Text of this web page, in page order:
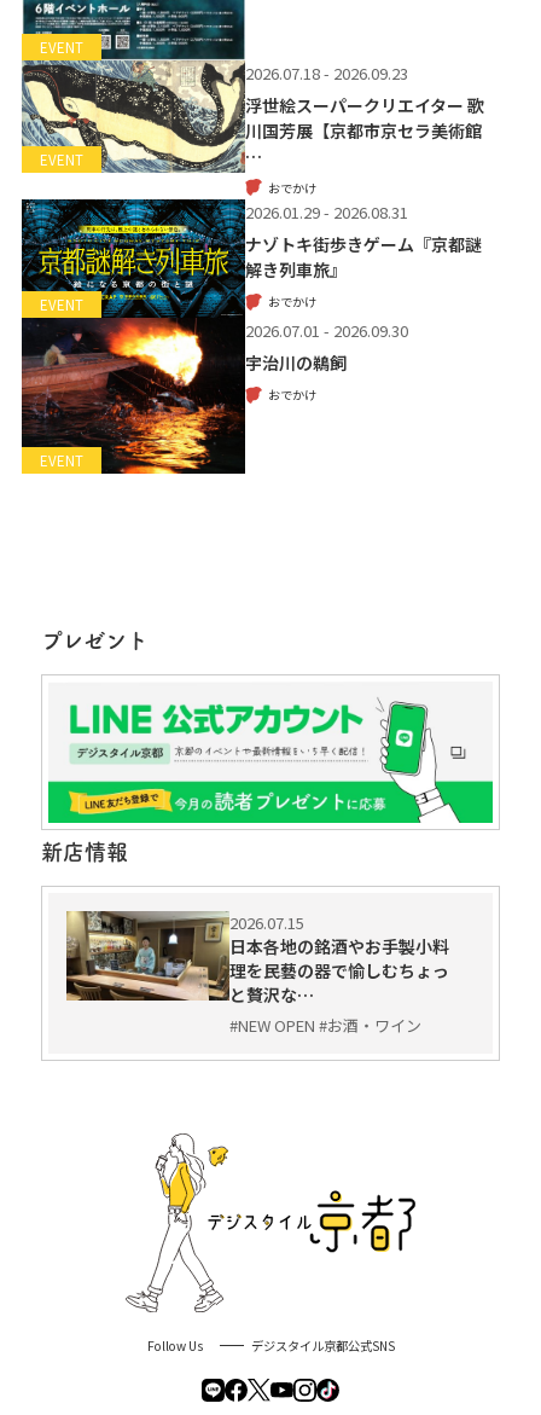
EVENT
EVENT
2026.07.18 - 2026.09.23
浮世絵スーパークリエイター 歌
川国芳展【京都市京セラ美術館
…
おでかけ
EVENT
2026.01.29 - 2026.08.31
ナゾトキ街歩きゲーム『京都謎
解き列車旅』
おでかけ
EVENT
2026.07.01 - 2026.09.30
宇治川の鵜飼
おでかけ
プレゼント
新店情報
2026.07.15
日本各地の銘酒やお手製小料
理を民藝の器で愉しむちょっ
と贅沢な…
#NEW OPEN #お酒・ワイン
Follow Us デジスタイル京都公式SNS